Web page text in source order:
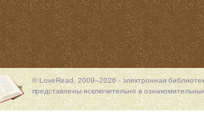
© LoveRead, 2009–2026 - электронная
представлены исключительно в